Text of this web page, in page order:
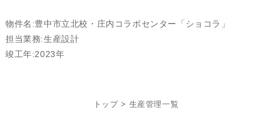
物件名:豊中市立北校・庄内コラボセンター「ショコラ」
担当業務:生産設計
竣工年:2023年
トップ > 生産管理一覧